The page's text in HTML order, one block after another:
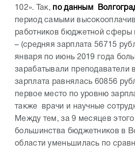
102». Так, по данным
период самыми
работников бюджетной сферы
– (средняя зарплата 56715
января по июнь 2019 года
зарабатывали преподаватели
зарплата равнялась 60856
первое место по уровню
также врачи и научные
Между тем, за 9 месяцев
большинства бюджетников в
области уменьшилась по